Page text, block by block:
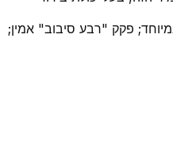
פקק "רבע סיבוב" אמין;